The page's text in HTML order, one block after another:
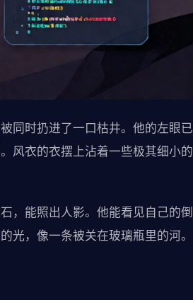
同时扔进了一口枯井。他的左眼已
风衣的衣摆上沾着一些极其细小的
，能照出人影。他能看见自己的倒
，像一条被关在玻璃瓶里的河。